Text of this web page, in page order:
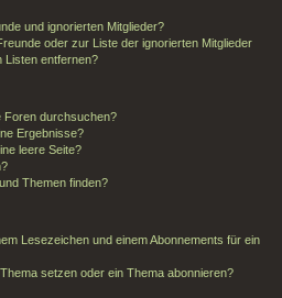
und ignorierten Mitglieder?
oder zur Liste der ignorierten Mitglieder
Listen entfernen?
Foren durchsuchen?
Ergebnisse?
leere Seite?
Themen finden?
Lesezeichen und einem Abonnements für ein
setzen oder ein Thema abonnieren?